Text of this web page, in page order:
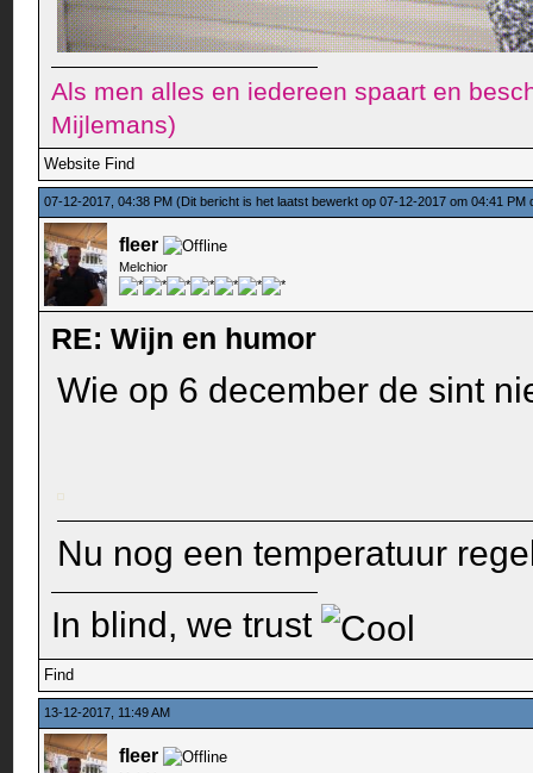
Als men alles en iedereen spaart en
Mijlemans)
Website Find
07-12-2017, 04:38 PM(Dit bericht is het laatst bewerkt op 07-12-2017 om 04:41 PM
fleer
Melchior
RE: Wijn en humor
Wie op 6 december de sint
Nu nog een temperatuur
In blind, we trust
Find
13-12-2017, 11:49 AM
fleer